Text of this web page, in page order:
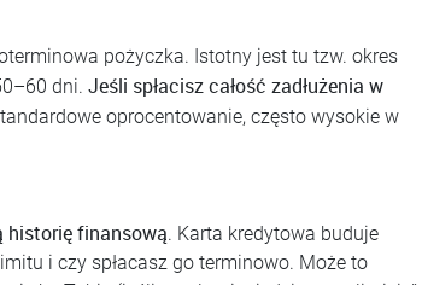
pożyczka. Istotny jest tu tzw. okres
dni. Jeśli spłacisz całość zadłużenia w
oprocentowanie, często wysokie w
historię finansową. Karta kredytowa buduje
i czy spłacasz go terminowo. Może to